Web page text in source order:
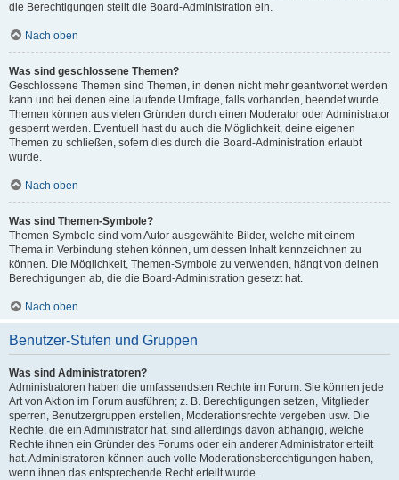
die Berechtigungen stellt die Board-Administration ein.
Nach oben
Was sind geschlossene Themen?
Geschlossene Themen sind Themen, in denen nicht mehr geantwortet werden
kann und bei denen eine laufende Umfrage, falls vorhanden, beendet wurde.
Themen können aus vielen Gründen durch einen Moderator oder Administrator
gesperrt werden. Eventuell hast du auch die Möglichkeit, deine eigenen
Themen zu schließen, sofern dies durch die Board-Administration erlaubt
wurde.
Nach oben
Was sind Themen-Symbole?
Themen-Symbole sind vom Autor ausgewählte Bilder, welche mit einem
Thema in Verbindung stehen können, um dessen Inhalt kennzeichnen zu
können. Die Möglichkeit, Themen-Symbole zu verwenden, hängt von deinen
Berechtigungen ab, die die Board-Administration gesetzt hat.
Nach oben
Benutzer-Stufen und Gruppen
Was sind Administratoren?
Administratoren haben die umfassendsten Rechte im Forum. Sie können jede
Art von Aktion im Forum ausführen; z. B. Berechtigungen setzen, Mitglieder
sperren, Benutzergruppen erstellen, Moderationsrechte vergeben usw. Die
Rechte, die ein Administrator hat, sind allerdings davon abhängig, welche
Rechte ihnen ein Gründer des Forums oder ein anderer Administrator erteilt
hat. Administratoren können auch volle Moderationsberechtigungen haben,
wenn ihnen das entsprechende Recht erteilt wurde.